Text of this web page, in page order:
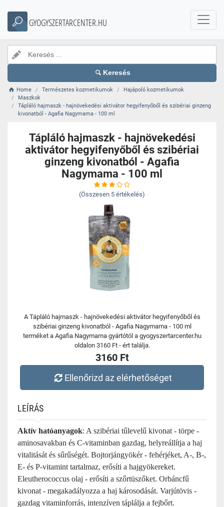
GYOGYSZERTARCENTER.HU
Keresés
Home Természetes kozmetikumok
Hajápoló kozmetikumok
Maszkok
Tápláló hajmaszk - hajnövekedési aktivátor hegyifenyőből és szibériai ginzeng
kivonatból - Agafia Nagymama - 100 ml
Tápláló hajmaszk - hajnövekedési
aktivátor hegyifenyőből és szibériai
ginzeng kivonatból - Agafia
Nagymama - 100 ml
(Összesen 5 értékelés)
A Tápláló hajmaszk - hajnövekedési aktivátor hegyifenyőből és
szibériai ginzeng kivonatból - Agafia Nagymama - 100 ml
terméket a Agafia Nagymama gyártótól a gyogyszertarcenter.hu
oldalon 3160 Ft - ért találja.
3160 Ft
Ellenőrizd az elérhetőséget
LEÍRÁS
Aktív hatóanyagok: A szibériai tűlevelű kivonat - törpe -
aminosavakban és C-vitaminban gazdag, helyreállítja a haj
vitalitását és sűrűségét. Bojtorjángyökér - fehérjéket, A-, B-,
E- és P-vitamint tartalmaz, erősíti a hajgyökereket.
Eleutherococcus olaj - erősíti a szőrtüszőket. Orbáncfű
kivonat - megakadályozza a haj károsodását. Varjútövis -
gazdag vitaminforrás, intenzíven táplálja a fejbőrt.